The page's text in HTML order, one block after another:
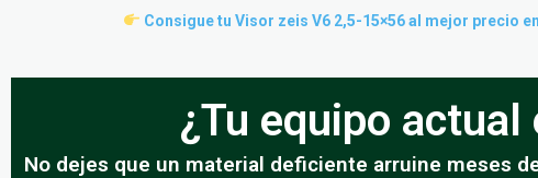
Consigue tu Visor zeis V6 2,5-15×56 al mejor precio
¿Tu equipo
No dejes que un material deficiente arruine meses